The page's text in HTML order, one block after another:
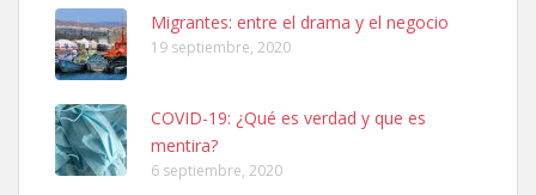
Leales.org » Gran Canaria
Migrantes: entre el drama y el negocio
19 septiembre, 2020
COVID-19: ¿Qué es verdad y que es
mentira?
6 septiembre, 2020